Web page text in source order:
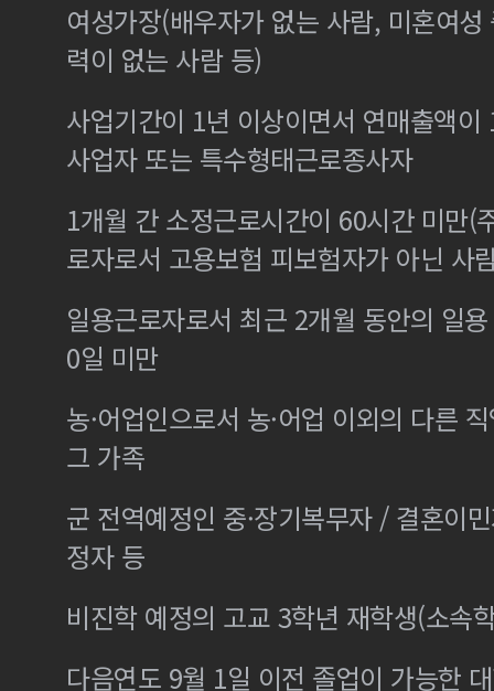
여성가장(배우자가 없는 사람, 미혼여
력이 없는 사람 등)
사업기간이 1년 이상이면서 연매출액
사업자 또는 특수형태근로종사자
1개월 간 소정근로시간이 60시간 미만(
로자로서 고용보험 피보험자가 아닌 사
일용근로자로서 최근 2개월 동안의 일
0일 미만
농·어업인으로서 농·어업 이외의 다른
그 가족
군 전역예정인 중·장기복무자 / 결혼이
정자 등
비진학 예정의 고교 3학년 재학생(소속
다음연도 9월 1일 이전 졸업이 가능한